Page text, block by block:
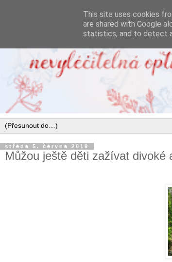
středa 5. června 2019
Můžou ještě děti zažívat divoké
This site uses cookies
are shared with Google
statistics, and to detect